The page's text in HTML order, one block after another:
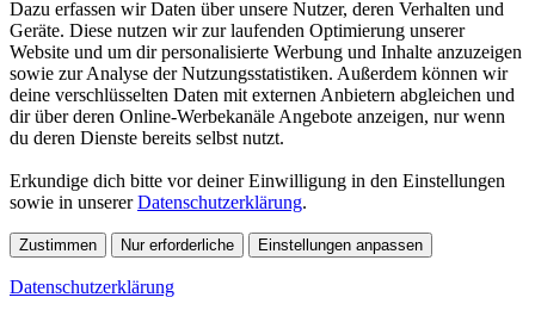
Dazu erfassen wir Daten über unsere Nutzer, deren Verhalten und
Geräte. Diese nutzen wir zur laufenden Optimierung unserer
Website und um dir personalisierte Werbung und Inhalte anzuzeigen
sowie zur Analyse der Nutzungsstatistiken. Außerdem können wir
deine verschlüsselten Daten mit externen Anbietern abgleichen und
dir über deren Online-Werbekanäle Angebote anzeigen, nur wenn
du deren Dienste bereits selbst nutzt.
Erkundige dich bitte vor deiner Einwilligung in den Einstellungen
sowie in unsererDatenschutzerklärung.
Zustimmen Nur erforderliche Einstellungen anpassen
Datenschutzerklärung